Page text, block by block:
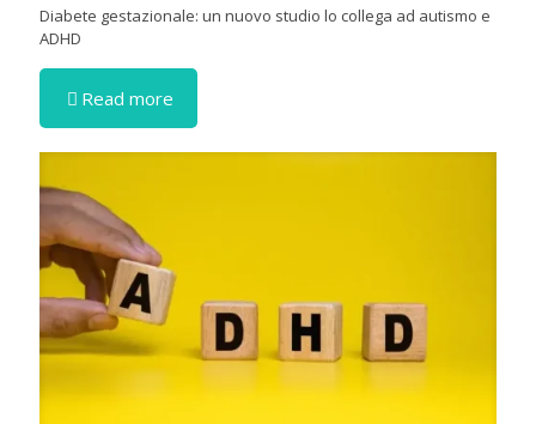
Diabete gestazionale: un nuovo studio lo collega ad autismo e
ADHD
Read more